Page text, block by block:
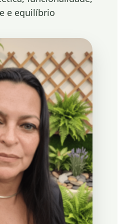
e equilíbrio